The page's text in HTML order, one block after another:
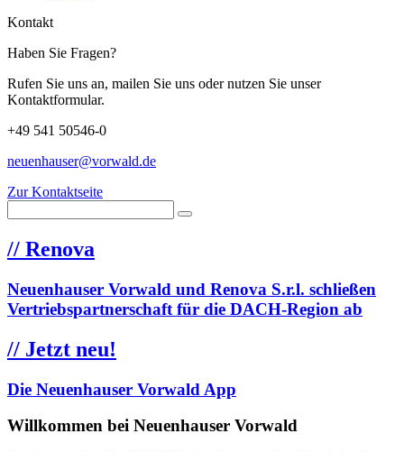
Kontakt
Haben Sie Fragen?
Rufen Sie uns an, mailen Sie uns oder nutzen Sie unser
Kontaktformular.
+49 541 50546-0
neuenhauser@vorwald.de
Zur Kontaktseite
// Renova
Neuenhauser Vorwald und Renova S.r.l. schließen
Vertriebspartnerschaft für die DACH-Region ab
// Jetzt neu!
Die Neuenhauser Vorwald App
Willkommen bei Neuenhauser Vorwald